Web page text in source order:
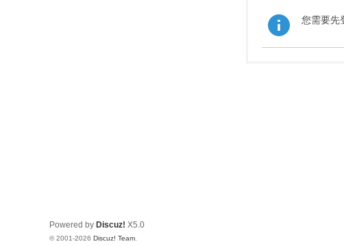
您需要先
Powered by Discuz! X5.0
© 2001-2026 Discuz! Team